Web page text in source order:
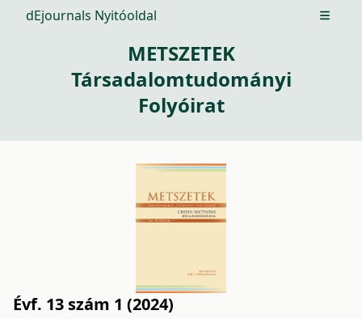
dEjournals Nyitóoldal Open
METSZETEK
Társadalomtudományi
Folyóirat
Évf. 13 szám 1 (2024)